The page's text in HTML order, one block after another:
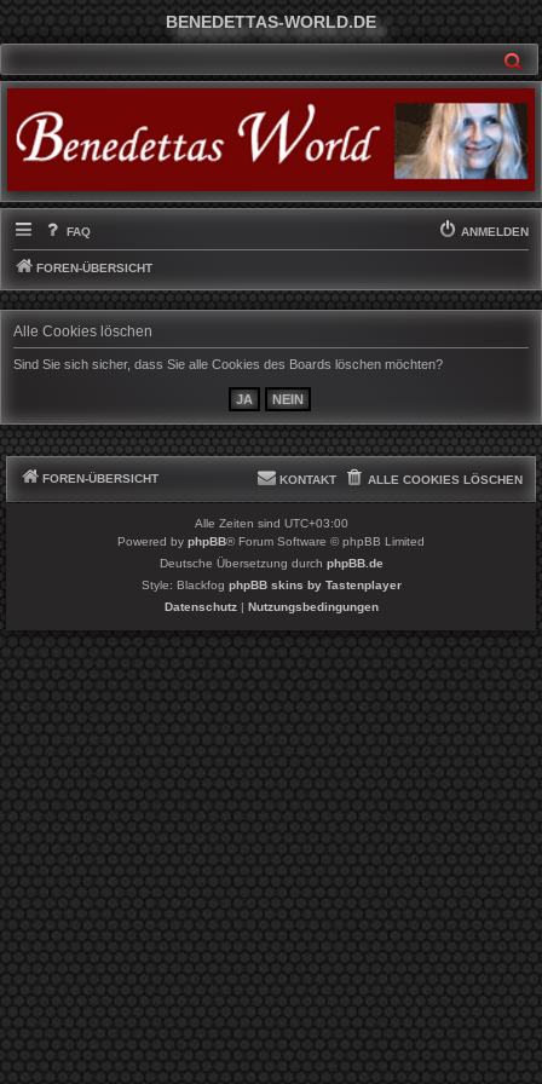
BENEDETTAS-WORLD.DE
FAQ ANMELDEN
FOREN-ÜBERSICHT
Alle Cookies löschen
Sind Sie sich sicher, dass Sie alle Cookies des Boards löschen möchten?
FOREN-ÜBERSICHT ALLE COOKIES LÖSCHEN
KONTAKT
Alle Zeiten sind UTC+03:00
Powered by phpBB® Forum Software © phpBB Limited
Deutsche Übersetzung durch phpBB.de
Style: Blackfog phpBB skins by Tastenplayer
Datenschutz| Nutzungsbedingungen